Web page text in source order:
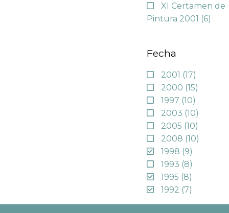
XI Certamen de
Pintura 2001 (6)
Fecha
2001 (17)
2000 (15)
1997 (10)
2003 (10)
2005 (10)
2008 (10)
1998 (9)
1993 (8)
1995 (8)
1992 (7)